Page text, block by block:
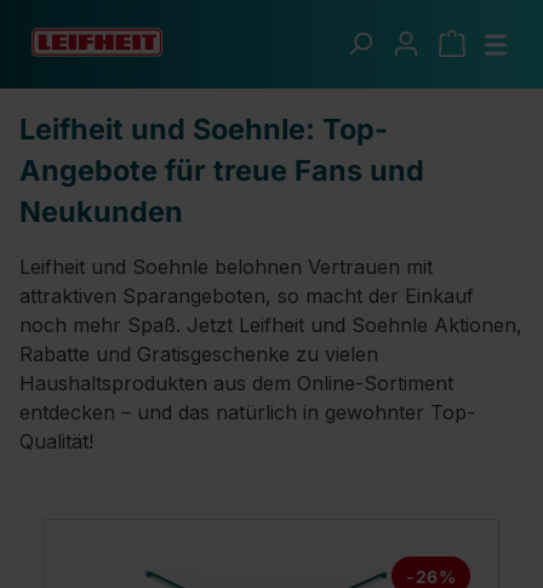
Zum Hauptinhalt springen
Leifheit und Soehnle: Top-
Angebote für treue Fans und
Neukunden
Leifheit und Soehnle belohnen Vertrauen mit
attraktiven Sparangeboten, so macht der Einkauf
noch mehr Spaß. Jetzt Leifheit und Soehnle Aktionen,
Rabatte und Gratisgeschenke zu vielen
Haushaltsprodukten aus dem Online-Sortiment
entdecken – und das natürlich in gewohnter Top-
Qualität!
-26%